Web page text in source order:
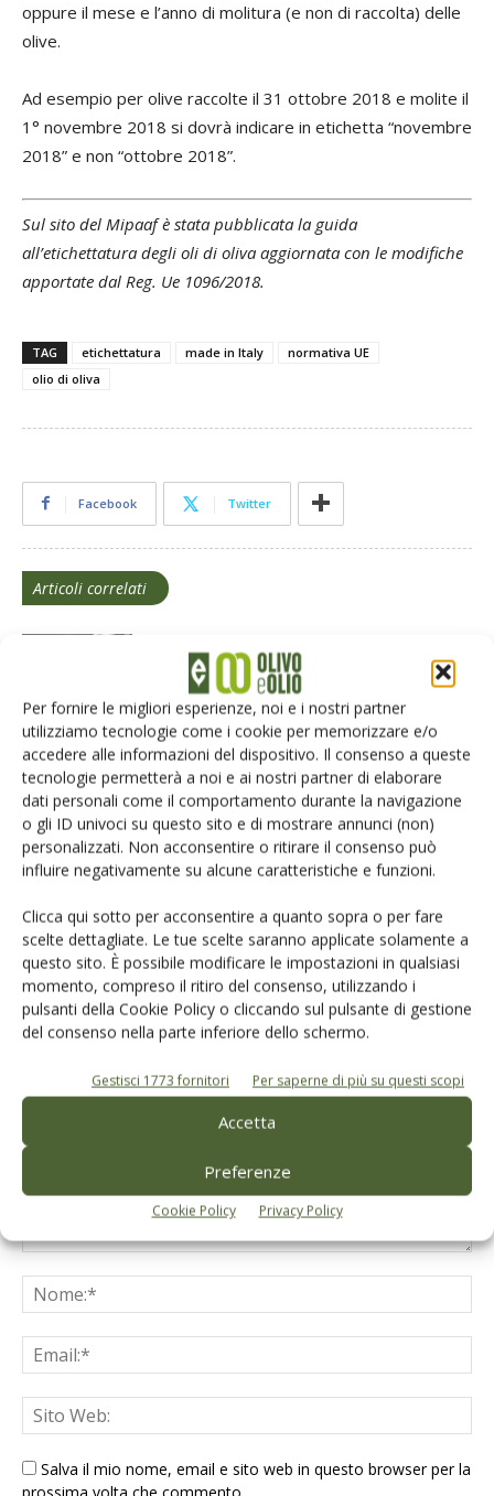
Per fornire le migliori esperienze, noi e i nostri partner
utilizziamo tecnologie come i cookie per memorizzare e/o
accedere alle informazioni del dispositivo. Il consenso a queste
tecnologie permetterà a noi e ai nostri partner di elaborare
dati personali come il comportamento durante la navigazione
o gli ID univoci su questo sito e di mostrare annunci (non)
personalizzati. Non acconsentire o ritirare il consenso può
influire negativamente su alcune caratteristiche e funzioni.
Clicca qui sotto per acconsentire a quanto sopra o per fare
scelte dettagliate. Le tue scelte saranno applicate solamente a
questo sito. È possibile modificare le impostazioni in qualsiasi
momento, compreso il ritiro del consenso, utilizzando i
pulsanti della Cookie Policy o cliccando sul pulsante di gestione
del consenso nella parte inferiore dello schermo.
Gestisci 1773 fornitori Per saperne di più su questi scopi
Accetta
Preferenze
Cookie Policy Privacy Policy
oppure il mese e l’anno di molitura (e non di raccolta) delle
olive.
Ad esempio per olive raccolte il 31 ottobre 2018 e molite il
1° novembre 2018 si dovrà indicare in etichetta “novembre
2018” e non “ottobre 2018”.
Sul sito del Mipaaf è stata pubblicata la guida
all’etichettatura degli oli di oliva aggiornata con le modifiche
apportate dal Reg. Ue 1096/2018.
TAG etichettatura made in Italy
normativa UE
olio di oliva
Facebook Twitter
Articoli correlati
Boom dell’export, l’olio EVO cresce del
45% e conquista il mondo!
Olio extravergine a rischio, il limite sugli
steroli va aggiornato
Olio straniero, etichette poco chiare e
rischio inganno per i consumatori
LASCIA UN COMMENTO
Salva il mio nome, email e sito web in questo browser per la
prossima volta che commento.